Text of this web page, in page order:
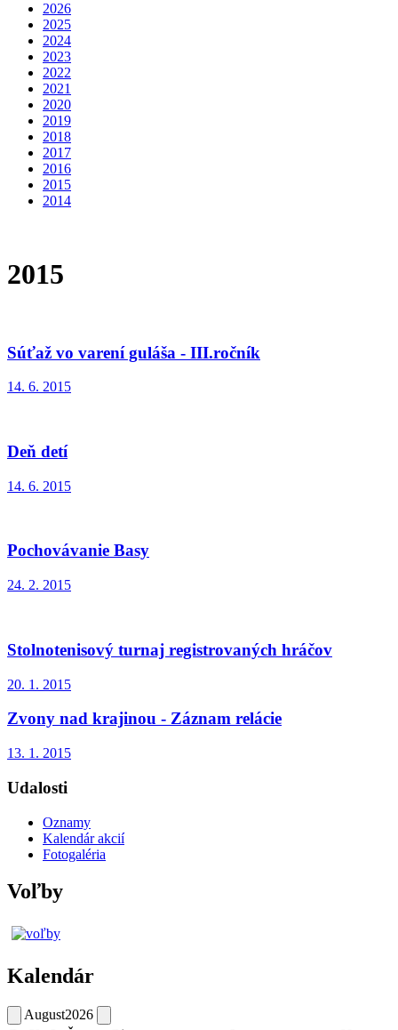
2026
2025
2024
2023
2022
2021
2020
2019
2018
2017
2016
2015
2014
2015
Súťaž vo varení guláša - III.ročník
14. 6. 2015
Deň detí
14. 6. 2015
Pochovávanie Basy
24. 2. 2015
Stolnotenisový turnaj registrovaných hráčov
20. 1. 2015
Zvony nad krajinou - Záznam relácie
13. 1. 2015
Udalosti
Oznamy
Kalendár akcií
Fotogaléria
Voľby
Kalendár
August2026